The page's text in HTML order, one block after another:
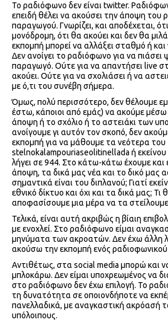
Το ραδιόφωνο δεν είναι twitter.
επειδή θέλει να ακούσει την άποψη του
παραγωγού. Γνωρίζει, και αποδέχεται, ότι
μονόδρομη, ότι θα ακούει και δεν θα
εκπομπή μπορεί να αλλάξει σταθμό ή και
Δεν ανοίγει το ραδιόφωνο για να πιάσει
παραγωγό. Ούτε για να απαντήσει live
ακούει. Ούτε για να σχολιάσει ή να
με ό,τι του συνέβη σήμερα.
Όμως, πολύ περισσότερο, δεν θέλουμε
έστω, κάποιοι από εμάς) να ακούμε
άποψη ή το σχόλιο ή το αστειάκι των
ανοίγουμε γι αυτόν τον σκοπό, δεν
εκπομπή για να μάθουμε τα νεότερα του
stelnokalampouriaseolitinellada ή εκείνου
λήγει σε 944. Στο κάτω-κάτω έχουμε και
άποψη, τα δικά μας νέα και το δικό μας
σημαντικά είναι του διπλανού; Γιατί
εθνικό δίκτυο και όχι και τα δικά μας; Τι
αποφασίσουμε μια μέρα να τα στείλουμε
Τελικά, είναι αυτή ακριβώς η βίαιη
με ενοχλεί. Στο ραδιόφωνο είμαι
μηνύματα των ακροατών. Δεν έχω άλλη
ακούσω την εκπομπή ενός
Αντιθέτως, στα social media μπορώ και
μπλοκάρω. Δεν είμαι υποχρεωμένος να
στο ραδιόφωνο δεν έχω επιλογή. Το
τη δυνατότητα σε οποιονδήποτε να
πανελλαδικά, με αναγκαστική ακρόασή
υπόλοιπους.